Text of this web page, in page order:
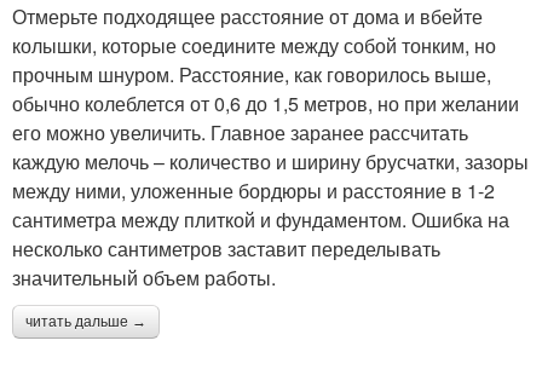
Отмерьте подходящее расстояние от дома и вбейте
колышки, которые соедините между собой тонким, но
прочным шнуром. Расстояние, как говорилось выше,
обычно колеблется от 0,6 до 1,5 метров, но при желании
его можно увеличить. Главное заранее рассчитать
каждую мелочь – количество и ширину брусчатки, зазоры
между ними, уложенные бордюры и расстояние в 1-2
сантиметра между плиткой и фундаментом. Ошибка на
несколько сантиметров заставит переделывать
значительный объем работы.
читать дальше →